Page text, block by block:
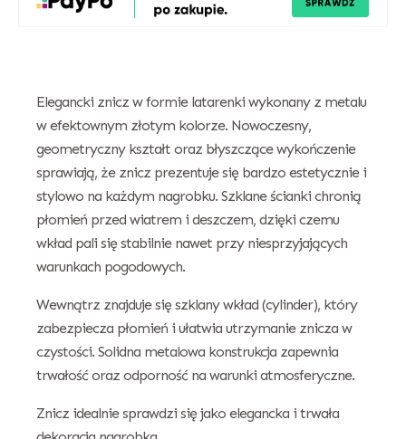
Elegancki znicz w formie latarenki wykonany z metalu
w efektownym złotym kolorze. Nowoczesny,
geometryczny kształt oraz błyszczące wykończenie
sprawiają, że znicz prezentuje się bardzo estetycznie i
stylowo na każdym nagrobku. Szklane ścianki chronią
płomień przed wiatrem i deszczem, dzięki czemu
wkład pali się stabilnie nawet przy niesprzyjających
warunkach pogodowych.
Wewnątrz znajduje się szklany wkład (cylinder), który
zabezpiecza płomień i ułatwia utrzymanie znicza w
czystości. Solidna metalowa konstrukcja zapewnia
trwałość oraz odporność na warunki atmosferyczne.
Znicz idealnie sprawdzi się jako elegancka i trwała